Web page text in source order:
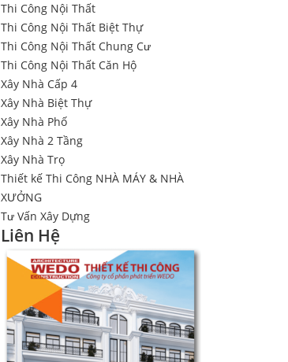
Thi Công Nội Thất
Thi Công Nội Thất Biệt Thự
Thi Công Nội Thất Chung Cư
Thi Công Nội Thất Căn Hộ
Xây Nhà Cấp 4
Xây Nhà Biệt Thự
Xây Nhà Phố
Xây Nhà 2 Tầng
Xây Nhà Trọ
Thiết kế Thi Công NHÀ MÁY & NHÀ
XƯỞNG
Tư Vấn Xây Dựng
Liên Hệ